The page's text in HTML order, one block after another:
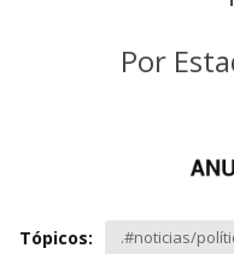
Por
Tópicos: .#noticias/